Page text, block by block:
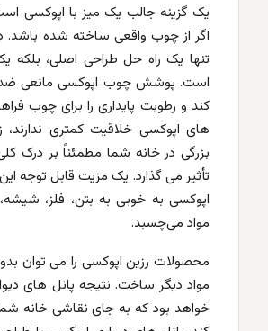
یک گزینه جالب یک میز با اپوکسی
اگر از چوب واقعی ساخته شده باشد.
تنها یک راه حل طراحی اصلی، بلکه
است. پوشش چوب اپوکسی مانعی ضد
کند و رطوبت پایداری را برای چوب
های اپوکسی خلاقیت کمتری
بزرگی در خانه شما مطمئناً بر درک
تأثیر می گذارد. یک مزیت قابل توجه
اپوکسی به خوبی به بتن، فلز،
مواد می‌چسبد.
محصولات رزین اپوکسی را می توان
مواد دیگر ساخت. نتیجه پانل های
خواهد بود که به جای نقاشی خانه